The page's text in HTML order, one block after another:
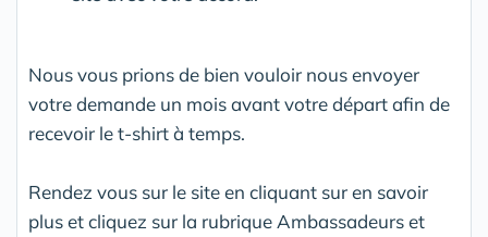
Nous vous prions de bien vouloir nous envoyer
votre demande un mois avant votre départ afin de
recevoir le t-shirt à temps.
Rendez vous sur le site en cliquant sur en savoir
plus et cliquez sur la rubrique Ambassadeurs et